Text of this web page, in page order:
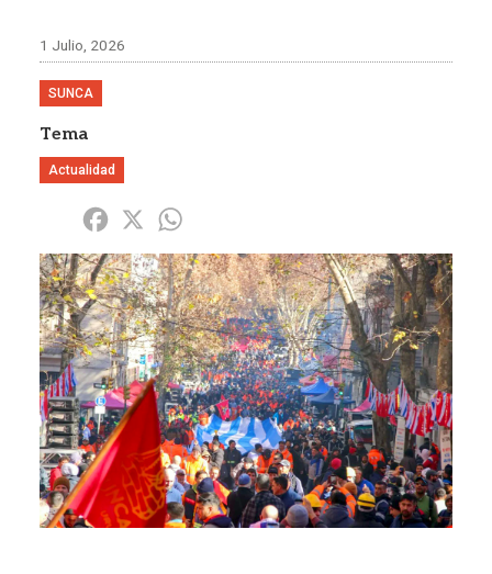
1 Julio, 2026
SUNCA
Tema
Actualidad
Share Facebook
X
Imagen